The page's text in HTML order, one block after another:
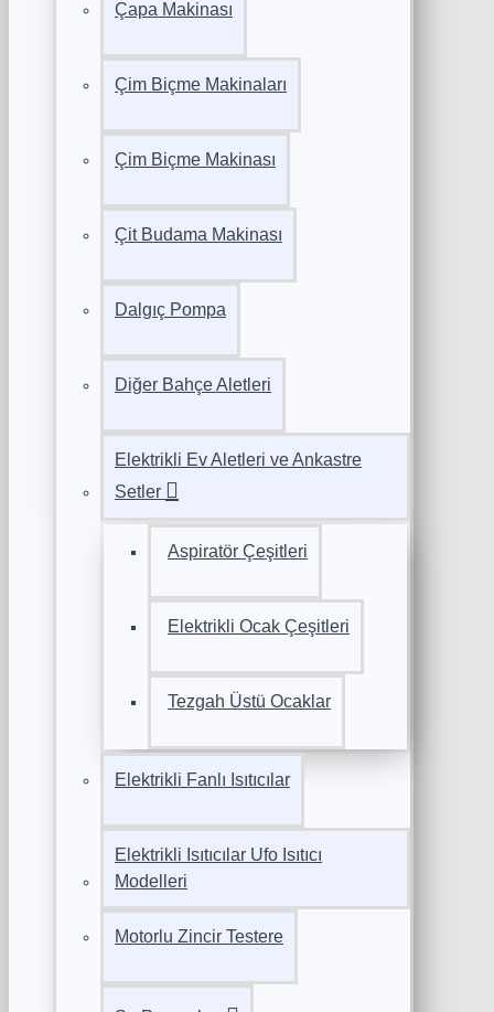
Çapa Makinası
Çim Biçme Makinaları
Çim Biçme Makinası
Çit Budama Makinası
Dalgıç Pompa
Diğer Bahçe Aletleri
Elektrikli Ev Aletleri ve Ankastre
Setler
Aspiratör Çeşitleri
Elektrikli Ocak Çeşitleri
Tezgah Üstü Ocaklar
Elektrikli Fanlı Isıtıcılar
Elektrikli Isıtıcılar Ufo Isıtıcı
Modelleri
Motorlu Zincir Testere